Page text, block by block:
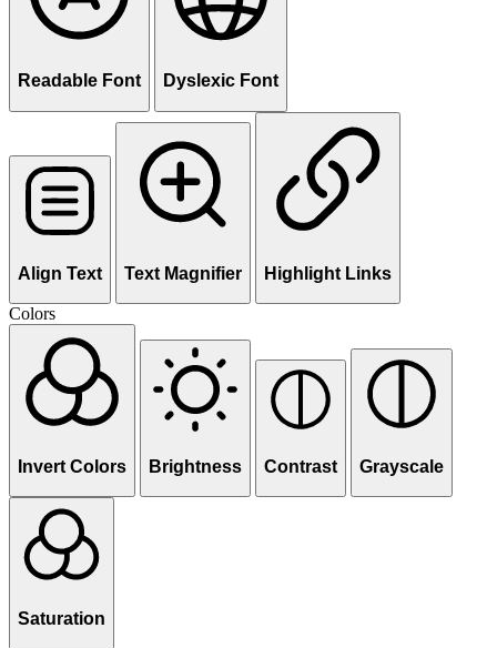
Readable Font Dyslexic Font
Align Text Text Magnifier Highlight Links
Colors
Invert Colors Brightness Contrast Grayscale
Saturation